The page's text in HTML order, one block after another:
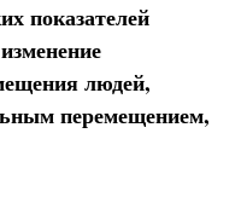
показателей
людей,
перемещением,